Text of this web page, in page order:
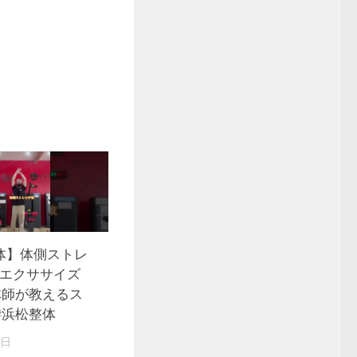
】体側ストレ
クササイズ
が教えるス
松整体